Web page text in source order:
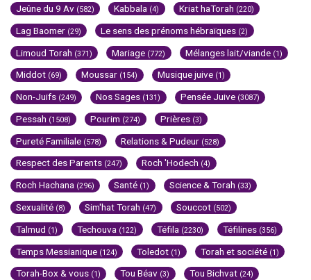
Jeûne du 9 Av (582) Kabbala (4) Kriat haTorah (220)
Lag Baomer (29) Le sens des prénoms hébraïques (2)
Limoud Torah (371) Mariage (772) Mélanges lait/viande (1)
Middot (69) Moussar (154) Musique juive (1)
Non-Juifs (249) Nos Sages (131) Pensée Juive (3087)
Pessah (1508) Pourim (274) Prières (3)
Pureté Familiale (578) Relations & Pudeur (528)
Respect des Parents (247) Roch 'Hodech (4)
Roch Hachana (296) Santé (1) Science & Torah (33)
Sexualité (8) Sim'hat Torah (47) Souccot (502)
Talmud (1) Techouva (122) Téfila (2230) Téfilines (356)
Temps Messianique (124) Toledot (1) Torah et société (1)
Torah-Box & vous (1) Tou Béav (3) Tou Bichvat (24)